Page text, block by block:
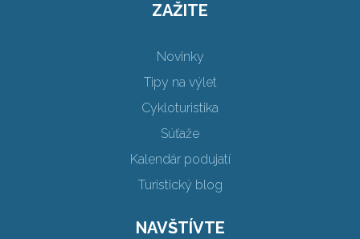
ZAŽITE
Novinky
Tipy na výlet
Cykloturistika
Súťaže
Kalendár podujatí
Turistický blog
NAVŠTÍVTE